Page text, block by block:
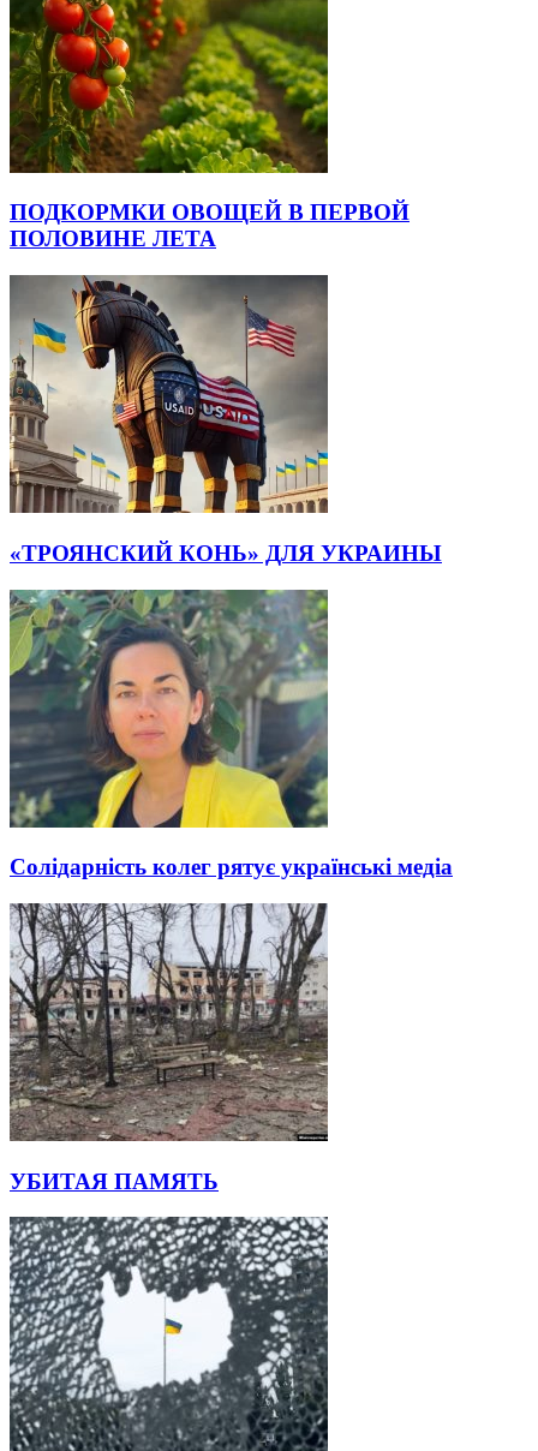
ПОДКОРМКИ ОВОЩЕЙ В ПЕРВОЙ
ПОЛОВИНЕ ЛЕТА
«ТРОЯНСКИЙ КОНЬ» ДЛЯ УКРАИНЫ
Солідарність колег рятує українські медіа
УБИТАЯ ПАМЯТЬ